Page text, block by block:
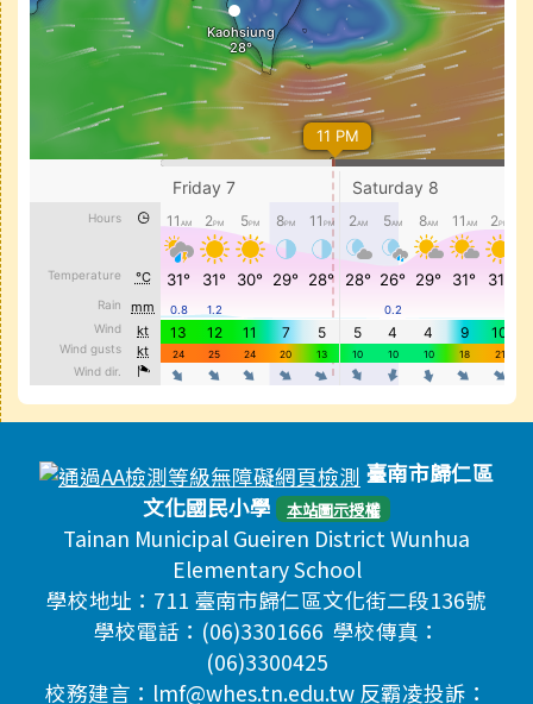
頁尾區域內容
臺南市歸仁區
文化國民小學 本站圖示授權
Tainan Municipal Gueiren District Wunhua
Elementary School
學校地址：711 臺南市歸仁區文化街二段136號
學校電話：(06)3301666 學校傳真：
(06)3300425
校務建言：lmf@whes.tn.edu.tw 反霸凌投訴：